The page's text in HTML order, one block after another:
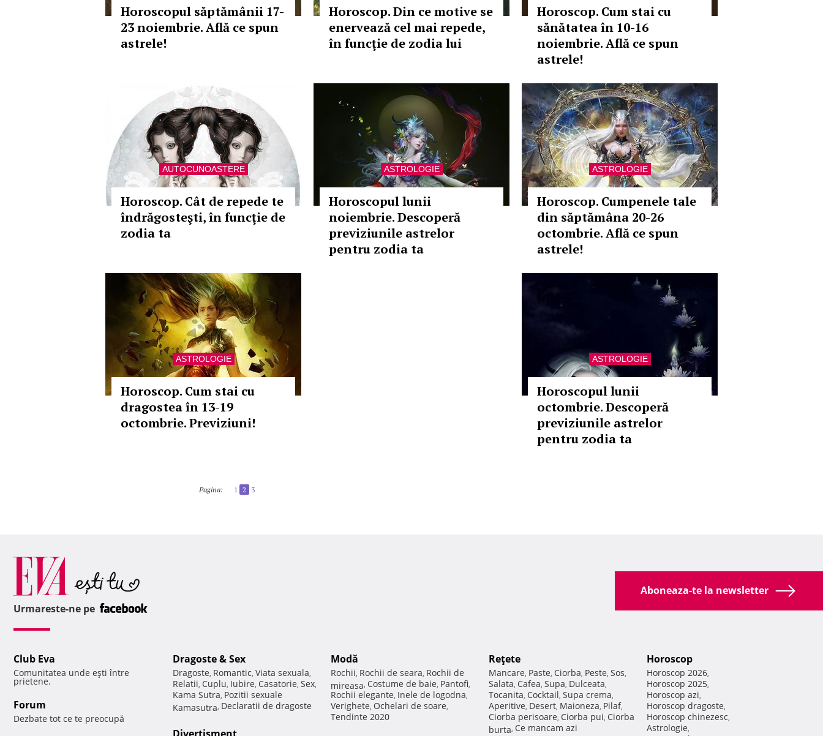
Horoscopul săptămânii 17-
23 noiembrie. Află ce spun
astrele!
Horoscop. Din ce motive se
enervează cel mai repede,
în funcţie de zodia lui
Horoscop. Cum stai cu
sănătatea în 10-16
noiembrie. Află ce spun
astrele!
AUTOCUNOASTERE
Horoscop. Cât de repede te
îndrăgosteşti, în funcţie de
zodia ta
ASTROLOGIE
Horoscopul lunii
noiembrie. Descoperă
previziunile astrelor
pentru zodia ta
ASTROLOGIE
Horoscop. Cumpenele tale
din săptămâna 20-26
octombrie. Află ce spun
astrele!
ASTROLOGIE
Horoscop. Cum stai cu
dragostea în 13-19
octombrie. Previziuni!
ASTROLOGIE
Horoscopul lunii
octombrie. Descoperă
previziunile astrelor
pentru zodia ta
Pagina: 1 2 3
Aboneaza-te la newsletter
Urmareste-ne pe
Club Eva
Comunitatea unde eşti între
prietene.
Forum
Dezbate tot ce te preocupă
Dragoste & Sex
Dragoste, Romantic, Viata sexuala,
Relatii, Cuplu, Iubire, Casatorie, Sex,
Kama Sutra, Pozitii sexuale
Kamasutra, Declaratii de dragoste
Modă
Rochii, Rochii de seara, Rochii de
mireasa, Costume de baie, Pantofi,
Rochii elegante, Inele de logodna,
Verighete, Ochelari de soare,
Tendinte 2020
Reţete
Mancare, Paste, Ciorba, Peste, Sos,
Salata, Cafea, Supa, Dulceata,
Tocanita, Cocktail, Supa crema,
Aperitive, Desert, Maioneza, Pilaf,
Ciorba perisoare, Ciorba pui, Ciorba
burta, Ce mancam azi
Horoscop
Horoscop 2026,
Horoscop 2025,
Horoscop azi,
Horoscop dragoste,
Horoscop chinezesc,
Astrologie,